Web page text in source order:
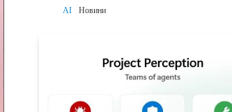
разработчиците до 26 август
AI Новини